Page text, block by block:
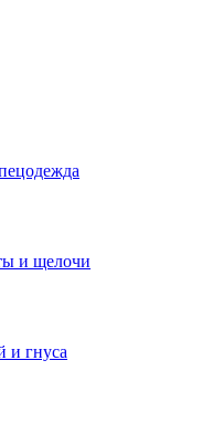
и щелочи
и гнуса